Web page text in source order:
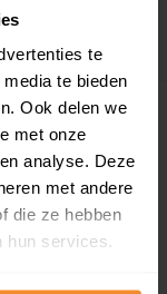
te
te bieden
Ook delen we
met onze
analyse. Deze
met andere
die ze hebben
hun services.